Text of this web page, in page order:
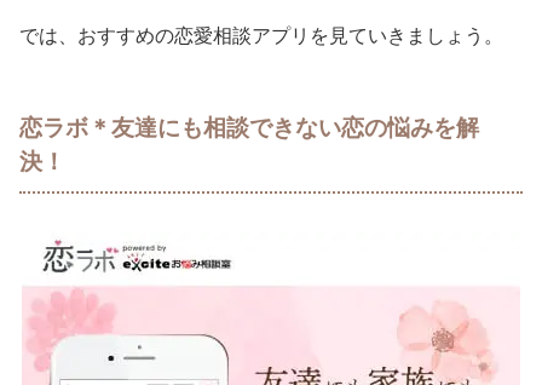
では、おすすめの恋愛相談アプリを見ていきましょう。
恋ラボ＊友達にも相談できない恋の悩みを解
決！